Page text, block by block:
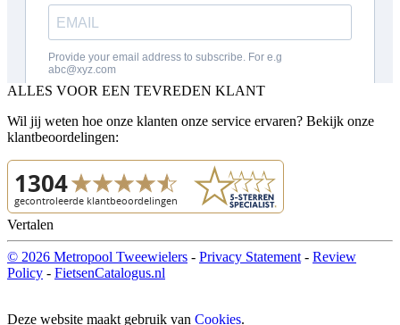
ALLES VOOR EEN TEVREDEN KLANT
Wil jij weten hoe onze klanten onze service ervaren? Bekijk onze
klantbeoordelingen:
Vertalen
© 2026 Metropool Tweewielers - Privacy Statement - Review
Policy - FietsenCatalogus.nl
Deze website maakt gebruik van Cookies.